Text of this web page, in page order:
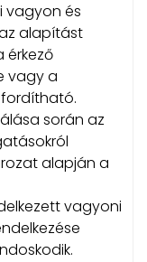
vagyon és
alapítást
érkező
vagy a
során az
alapján a
vagyoni